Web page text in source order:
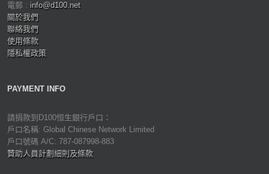
電郵 : info@d100.net
關於我們
聯絡我們
使用條款
隱私權政策
PAYMENT INFO
請捐款到D100恒生銀行戶口：
戶口名稱: Global Chinese Network Limited
戶口號碼 A/C: 787-087998-883
贊助人員計劃細則及條款